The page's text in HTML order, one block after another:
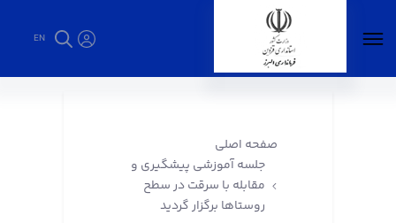
EN
صفحه اصلی
جلسه آموزشی پیشگیری و
مقابله با سرقت در سطح
روستاها برگزار گردید